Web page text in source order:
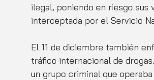
ilegal, poniendo en riesgo
interceptada por el Servicio
El 11 de diciembre también
tráfico internacional de
un grupo criminal que